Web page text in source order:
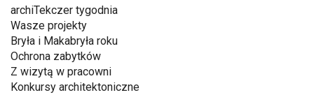
archiTekczer tygodnia
Wasze projekty
Bryła i Makabryła roku
Ochrona zabytków
Z wizytą w pracowni
Konkursy architektoniczne